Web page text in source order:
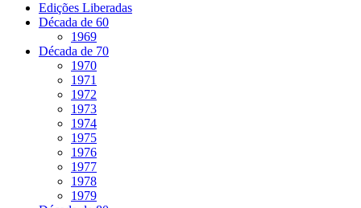
Edições Liberadas
Década de 60
1969
Década de 70
1970
1971
1972
1973
1974
1975
1976
1977
1978
1979